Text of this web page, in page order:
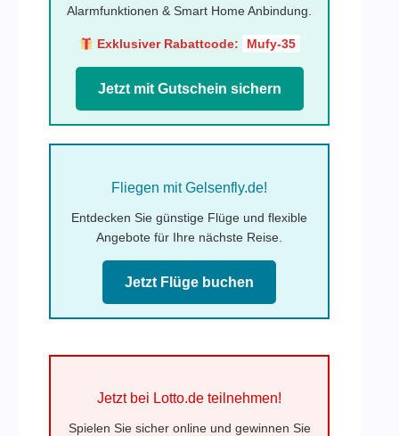
Alarmfunktionen & Smart Home Anbindung.
Exklusiver Rabattcode: Mufy-35
Jetzt mit Gutschein sichern
Fliegen mit Gelsenfly.de!
Entdecken Sie günstige Flüge und flexible
Angebote für Ihre nächste Reise.
Jetzt Flüge buchen
Jetzt bei Lotto.de teilnehmen!
Spielen Sie sicher online und gewinnen Sie